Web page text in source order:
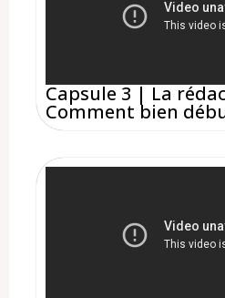
Capsule 3 | La
Comment bien